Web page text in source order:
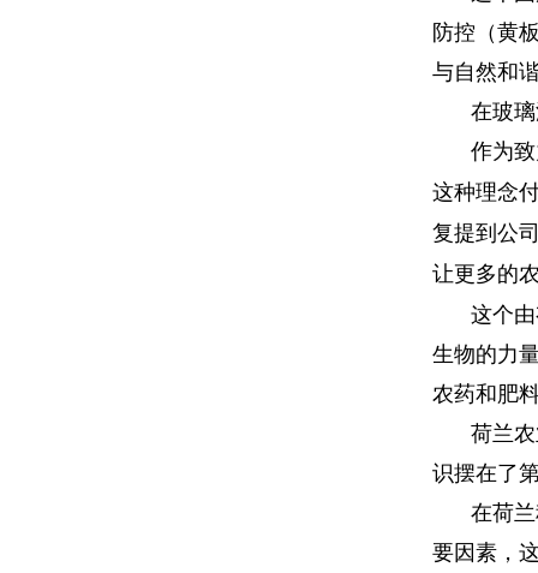
防控（黄
与自然和
在玻
作为
这种理念
复提到公
让更多的
这个
生物的力
农药和肥
荷兰
识摆在了
在荷
要因素，